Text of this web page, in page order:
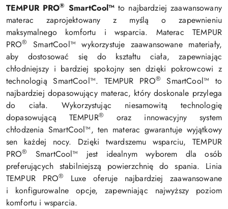
TEMPUR PRO® SmartCool™ to najbardziej zaawansowany
materac zaprojektowany z myślą o zapewnieniu
maksymalnego komfortu i wsparcia. Materac TEMPUR
PRO®
SmartCool™ wykorzystuje zaawansowane materiały,
aby dostosować się do kształtu ciała, zapewniając
chłodniejszy i bardziej spokojny sen dzięki pokrowcowi z
technologią SmartCool™. TEMPUR PRO®
SmartCool™ to
najbardziej dopasowujący materac, który doskonale przylega
do ciała. Wykorzystując niesamowitą technologię
dopasowującą TEMPUR®
oraz innowacyjny system
chłodzenia SmartCool™, ten materac gwarantuje wyjątkowy
sen każdej nocy. Dzięki twardszemu wsparciu, TEMPUR
PRO®
SmartCool™ jest idealnym wyborem dla osób
preferujących stabilniejszą powierzchnię do spania. Linia
TEMPUR PRO®
Luxe oferuje najbardziej zaawansowane
i konfigurowalne opcje, zapewniając najwyższy poziom
komfortu i wsparcia.